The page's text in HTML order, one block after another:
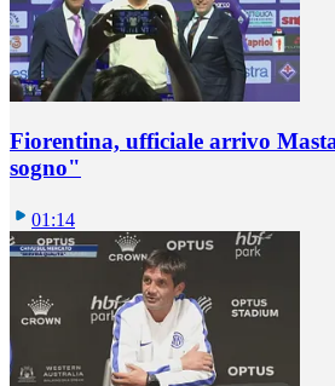
Fiorentina, ufficiale arrivo
sogno"
01:14